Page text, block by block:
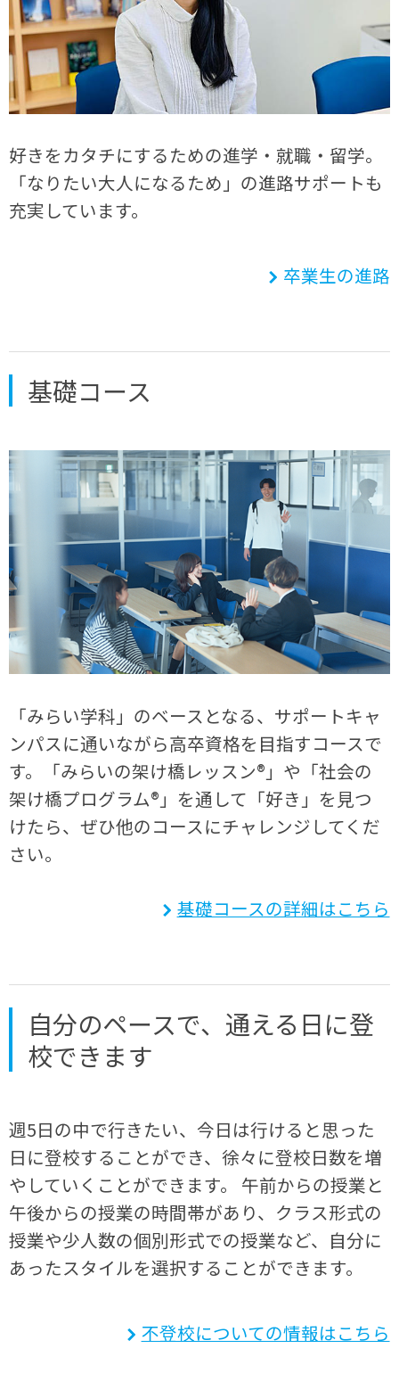
好きをカタチにするための進学・就職・留学。
「なりたい大人になるため」の進路サポートも
充実しています。
卒業生の進路
基礎コース
「みらい学科」のベースとなる、サポートキャ
ンパスに通いながら高卒資格を目指すコースで
す。「みらいの架け橋レッスン®」や「社会の
架け橋プログラム®」を通して「好き」を見つ
けたら、ぜひ他のコースにチャレンジしてくだ
さい。
基礎コースの詳細はこちら
自分のペースで、通える日に登
校できます
週5日の中で行きたい、今日は行けると思った
日に登校することができ、徐々に登校日数を増
やしていくことができます。 午前からの授業と
午後からの授業の時間帯があり、クラス形式の
授業や少人数の個別形式での授業など、自分に
あったスタイルを選択することができます。
不登校についての情報はこちら